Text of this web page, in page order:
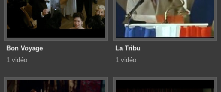
Bon Voyage
1 vidéo
La Tribu
1 vidéo